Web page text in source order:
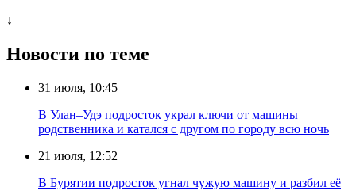
↓
Новости по теме
31 июля, 10:45
В Улан–Удэ подросток украл ключи от машины
родственника и катался с другом по городу всю ночь
21 июля, 12:52
В Бурятии подросток угнал чужую машину и разбил её